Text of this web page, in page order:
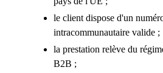
le client dispose d'un
intracommunautaire valide ;
la prestation relève du
B2B ;